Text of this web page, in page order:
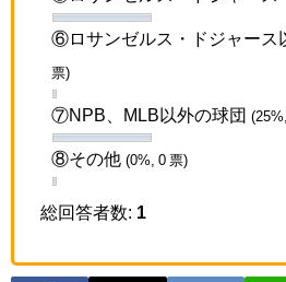
⑥ロサンゼルス・ドジャース
票)
⑦NPB、MLB以外の球団
⑧その他 (0%, 0 票)
総回答者数: 1